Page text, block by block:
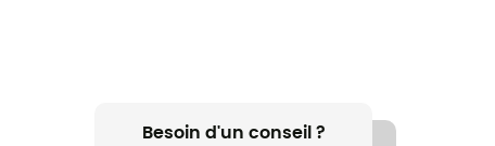
Besoin d'un conseil ?